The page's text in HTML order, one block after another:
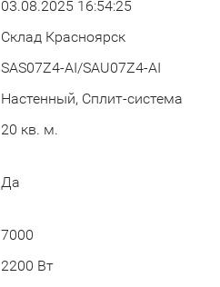
03.08.2025 16:54:25
Склад Красноярск
SAS07Z4-AI/SAU07Z4-AI
Настенный, Сплит-система
20 кв. м.
Да
7000
2200 Вт